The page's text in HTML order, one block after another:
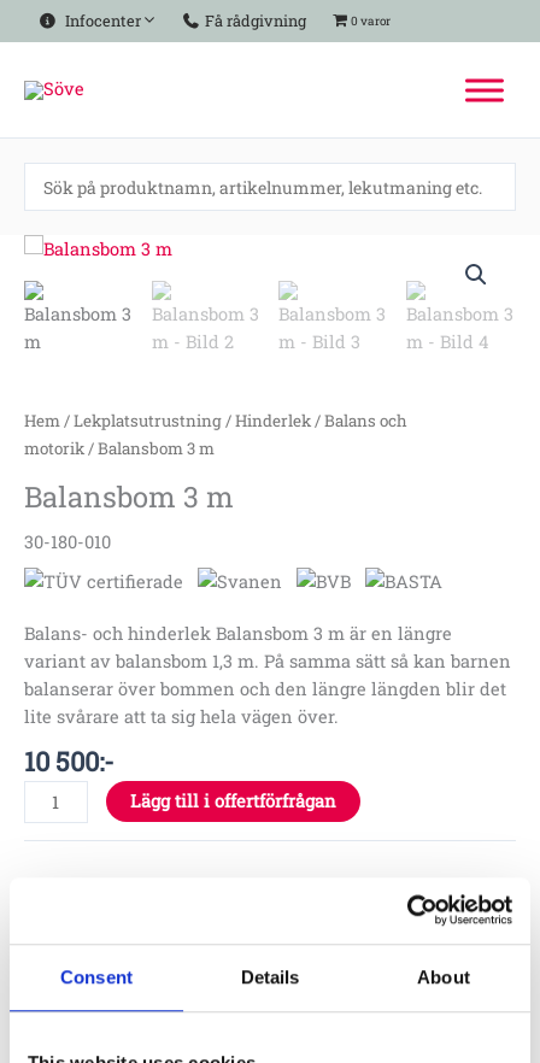
Consent Details About
Hoppa
till
Infocenter Få rådgivning 0 varor
Hem/Lekplatsutrustning/Hinderlek/Balans och
motorik/ Balansbom 3 m
Balansbom 3 m
30-180-010
Balans- och hinderlek Balansbom 3 m är en längre
variant av balansbom 1,3 m. På samma sätt så kan barnen
balanserar över bommen och den längre längden blir det
lite svårare att ta sig hela vägen över.
10 500:-
Balansbom
3
m
Lägg till i offertförfrågan